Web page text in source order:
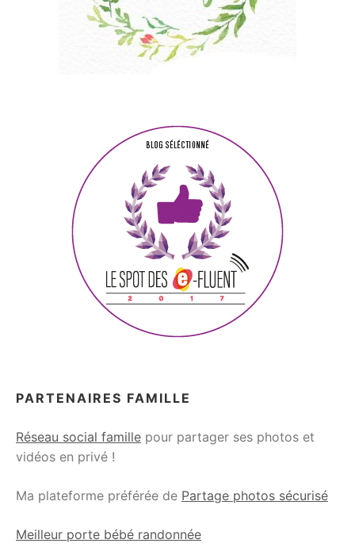
PARTENAIRES FAMILLE
Réseau social famille pour partager ses photos et
vidéos en privé !
Ma plateforme préférée de Partage photos sécurisé
Meilleur porte bébé randonnée